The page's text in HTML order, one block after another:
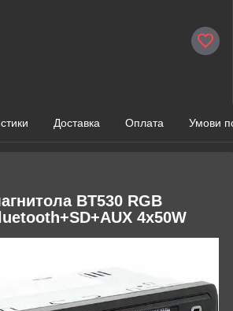
Доставка Оплата Умови
BT530 RGB
4x50W